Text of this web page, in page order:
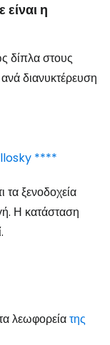
η
δίπλα στους
διανυκτέρευση
****
ξενοδοχεία
Η κατάσταση
λεωφορείατης